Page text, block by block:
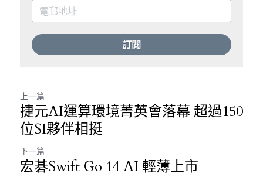
訂閱
上一篇
捷元AI運算環境菁英會落幕 超過150
位SI夥伴相挺
下一篇
宏碁Swift Go 14 AI 輕薄上市